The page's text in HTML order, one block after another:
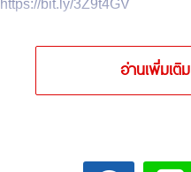
https://bit.ly/3Z9t4GV
อ่านเพิ่มเติม